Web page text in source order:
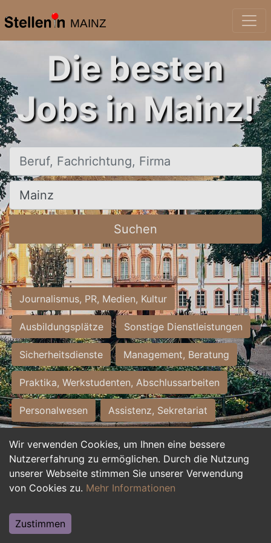
MAINZ
Wir verwenden Cookies, um Ihnen eine bessere
Nutzererfahrung zu ermöglichen. Durch die Nutzung
unserer Webseite stimmen Sie unserer Verwendung
von Cookies zu. Mehr Informationen
Zustimmen
Die besten
Jobs in Mainz!
Beruf, Fachrichtung, Firma
Ort, Stadt
Suchen
Journalismus, PR, Medien, Kultur
Ausbildungsplätze Sonstige Dienstleistungen
Sicherheitsdienste Management, Beratung
Praktika, Werkstudenten, Abschlussarbeiten
Personalwesen Assistenz, Sekretariat
Hilfskräfte, Aushilfs- und Nebenjobs
Einkauf, Logistik, Materialwirtschaft
Weiterbildung, Studium, duale Ausbildung
Tourismus